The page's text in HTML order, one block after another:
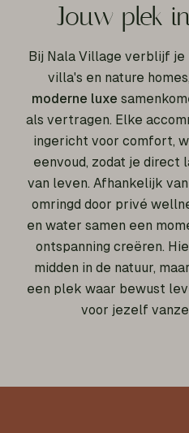
Jouw plek
Bij Nala Village verblijf
villa's en nature
moderne luxe
als vertragen. Elke
ingericht voor comfort,
eenvoud, zodat je direct
van leven. Afhankelijk
omringd door privé
en water samen een
ontspanning creëren.
midden in de natuur,
een plek waar bewust
voor jezelf